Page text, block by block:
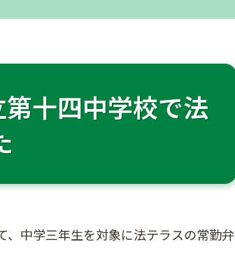
十四中学校で法
中学三年生を対象に法テラスの常勤弁